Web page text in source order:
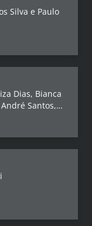
Silva e Paulo
Dias, Bianca
Santos,